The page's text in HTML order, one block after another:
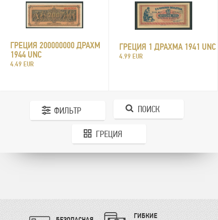
ГРЕЦИЯ 200000000 ДРАХМ
1944 UNC
4.49 EUR
ГРЕЦИЯ 1 ДРАХМА 1941 UNC
4.99 EUR
ФИЛЬТР ПОИСК
ГРЕЦИЯ
ГИБКИЕ